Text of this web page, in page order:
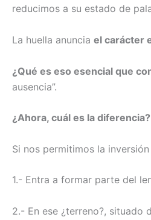
reducimos a su estado de
La huella anuncia el carácter
¿Qué es eso esencial que
ausencia”.
¿Ahora, cuál es la diferencia?
Si nos permitimos la
1.- Entra a formar parte del
2.- En ese ¿terreno?, situado